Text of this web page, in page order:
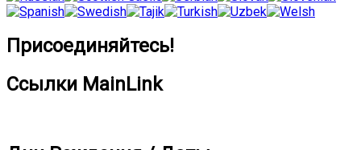
Присоединяйтесь!
Ссылки MainLink